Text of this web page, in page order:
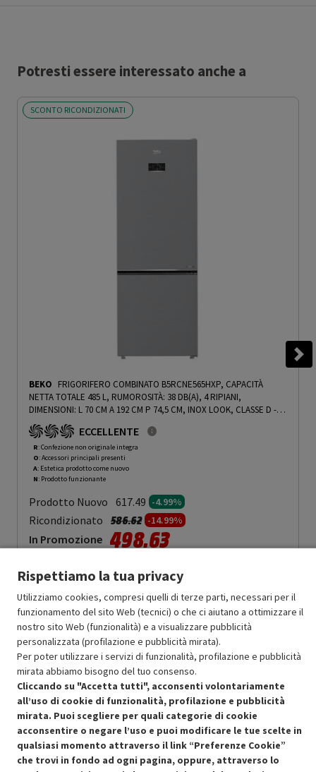
Potresti essere interessato anche a
SCONTO RICONDIZIONATI
BEKO FRIGORIFERO COMBINATO B5RCNE565HXP, CAPACITÀ
NETTA TOTALE 485 L, RUMOROSITÀ: 38 DB(A), 4 RIPIANI,
DIMENSIONI: L 70 CM A 192 CM P 74,5 CM, INOX LOOK, CLASSE D -
PRMG GRADING ROAN - 5%
ECCELLENTE
R: Confezione non originale integra
O: Accessori principali presenti
A: Estetica prodotto come nuovo
N: Prodotto funzionante
Prodotto Nuovo 617.49 -4.99%
Ricondizionato Prezzo ridotto da
586.62a-14.99%
In Promozione 498.63
Aggiungi al carrello
SCONTO RICONDIZIONATI
Approfitta dello sconto del 15% sul prodotto ricondizionato.
Condizioni generali di vendita Recedere dal contratto qui
Rispettiamo la tua privacy
Utilizziamo cookies, compresi quelli di terze parti, necessari per il
funzionamento del sito Web (tecnici) o che ci aiutano a ottimizzare il
nostro sito Web (funzionalità) e a visualizzare pubblicità
personalizzata (profilazione e pubblicità mirata).
Per poter utilizzare i servizi di funzionalità, profilazione e pubblicità
mirata abbiamo bisogno del tuo consenso.
Cliccando su "Accetta tutti", acconsenti volontariamente
all’uso di cookie di funzionalità, profilazione e pubblicità
mirata. Puoi scegliere per quali categorie di cookie
acconsentire o negare l’uso e puoi modificare le tue scelte in
qualsiasi momento attraverso il link “Preferenze Cookie”
che trovi in fondo ad ogni pagina, oppure, attraverso lo